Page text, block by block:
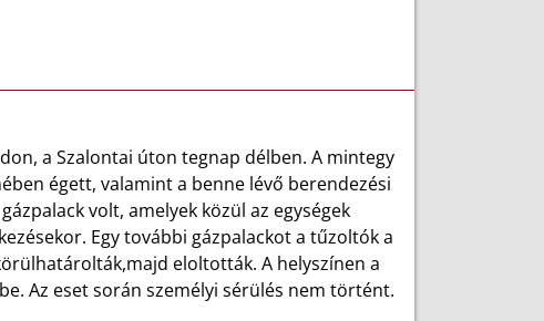
a Szalontai úton tegnap délben. A mintegy
égett, valamint a benne lévő berendezési
volt, amelyek közül az egységek
Egy további gázpalackot a tűzoltók a
eloltották. A helyszínen a
Az eset során személyi sérülés nem történt.